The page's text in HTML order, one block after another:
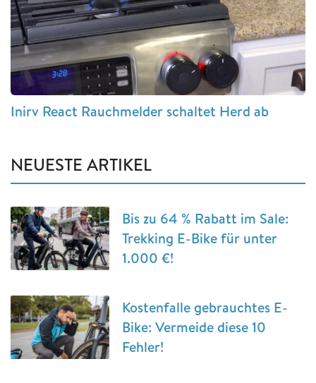
Inirv React Rauchmelder schaltet Herd ab
NEUESTE ARTIKEL
Bis zu 64 % Rabatt im Sale:
Trekking E-Bike für unter
1.000 €!
Kostenfalle gebrauchtes E-
Bike: Vermeide diese 10
Fehler!